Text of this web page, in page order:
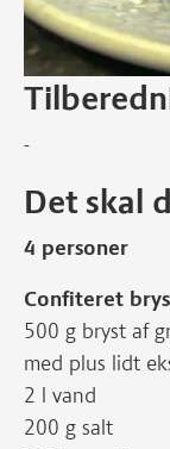
-
Det skal
4 personer
Confiteret
500 g bryst af
med plus lidt
2 l vand
200 g salt